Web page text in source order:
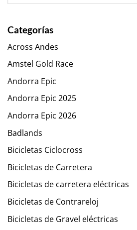
Categorías
Across Andes
Amstel Gold Race
Andorra Epic
Andorra Epic 2025
Andorra Epic 2026
Badlands
Bicicletas Ciclocross
Bicicletas de Carretera
Bicicletas de carretera eléctricas
Bicicletas de Contrareloj
Bicicletas de Gravel eléctricas